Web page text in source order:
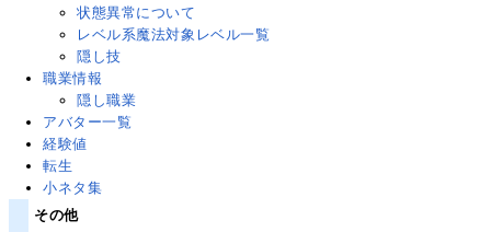
状態異常について
レベル系魔法対象レベル一覧
隠し技
職業情報
隠し職業
アバター一覧
経験値
転生
小ネタ集
その他